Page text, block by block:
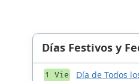
Días Festivos y
1 Vie Día de Todos